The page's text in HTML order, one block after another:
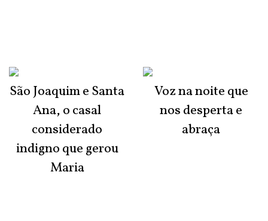
São Joaquim e Santa
Ana, o casal
considerado
indigno que gerou
Maria
Voz na noite que
nos desperta e
abraça